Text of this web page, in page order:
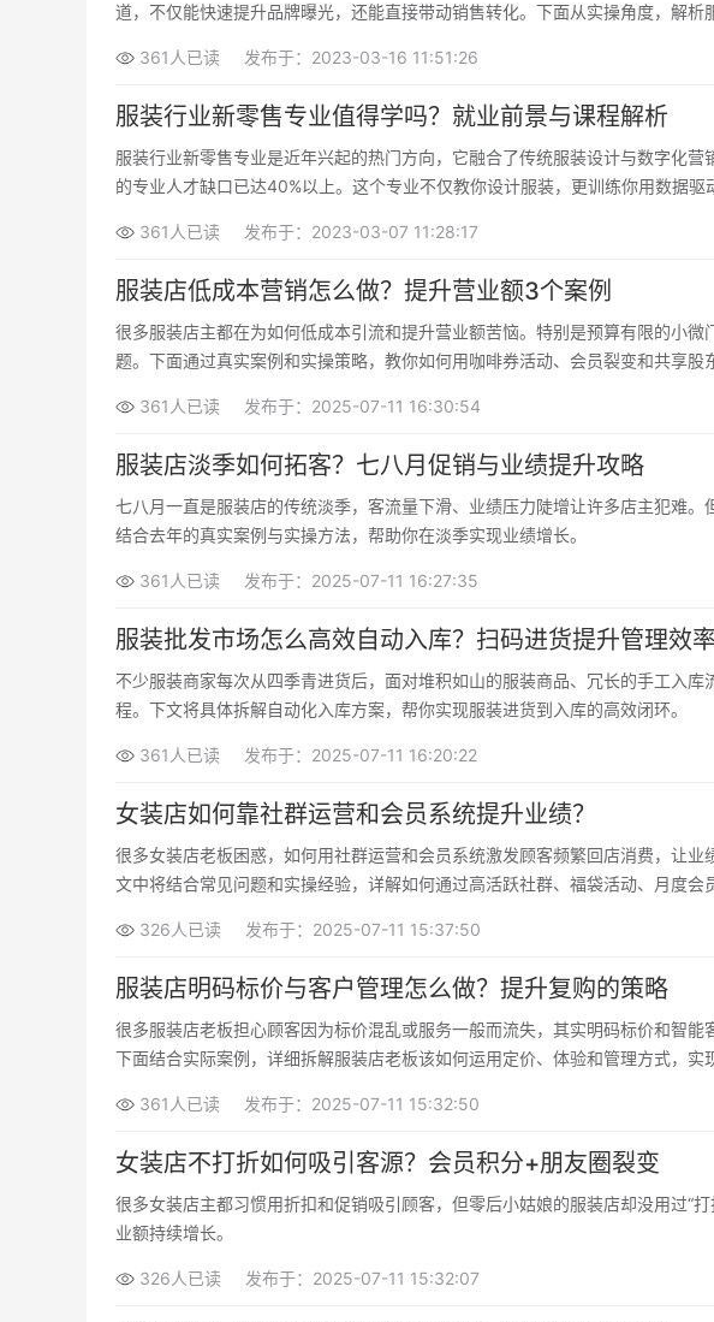
道，不仅能快速提升品牌曝光，还能直接带动销售转化。下面从实操角度，解析
361人已读 发布于：2023-03-16 11:51:26
服装行业新零售专业值得学吗？就业前景与课程解析
服装行业新零售专业是近年兴起的热门方向，它融合了传统服装设计与数字化
的专业人才缺口已达40%以上。这个专业不仅教你设计服装，更训练你用数据驱
361人已读 发布于：2023-03-07 11:28:17
服装店低成本营销怎么做？提升营业额3个案例
很多服装店主都在为如何低成本引流和提升营业额苦恼。特别是预算有限的小
题。下面通过真实案例和实操策略，教你如何用咖啡券活动、会员裂变和共享股
361人已读 发布于：2025-07-11 16:30:54
服装店淡季如何拓客？七八月促销与业绩提升攻略
七八月一直是服装店的传统淡季，客流量下滑、业绩压力陡增让许多店主犯难
结合去年的真实案例与实操方法，帮助你在淡季实现业绩增长。
361人已读 发布于：2025-07-11 16:27:35
服装批发市场怎么高效自动入库？扫码进货提升管理效率
不少服装商家每次从四季青进货后，面对堆积如山的服装商品、冗长的手工入
程。下文将具体拆解自动化入库方案，帮你实现服装进货到入库的高效闭环。
361人已读 发布于：2025-07-11 16:20:22
女装店如何靠社群运营和会员系统提升业绩？
很多女装店老板困惑，如何用社群运营和会员系统激发顾客频繁回店消费，让
文中将结合常见问题和实操经验，详解如何通过高活跃社群、福袋活动、月度会
326人已读 发布于：2025-07-11 15:37:50
服装店明码标价与客户管理怎么做？提升复购的策略
很多服装店老板担心顾客因为标价混乱或服务一般而流失，其实明码标价和智
下面结合实际案例，详细拆解服装店老板该如何运用定价、体验和管理方式，实
361人已读 发布于：2025-07-11 15:32:50
女装店不打折如何吸引客源？会员积分+朋友圈裂变
很多女装店主都习惯用折扣和促销吸引顾客，但零后小姑娘的服装店却没用过“
业额持续增长。
326人已读 发布于：2025-07-11 15:32:07